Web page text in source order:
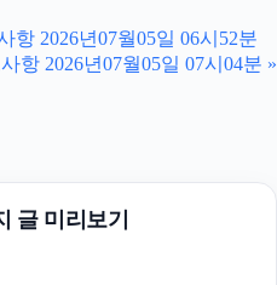
남양주이혼전문변호사
항 2026년07월05일 06시52분
항 2026년07월05일 07시04분 »
글 미리보기